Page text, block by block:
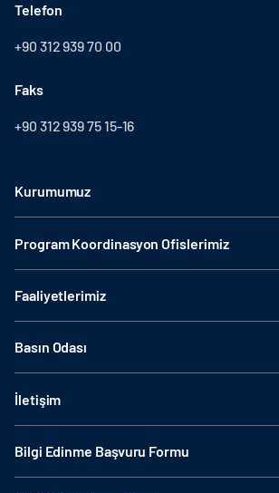
Telefon
+90 312 939 70 00
Faks
+90 312 939 75 15-16
Kurumumuz
Program Koordinasyon Ofislerimiz
Faaliyetlerimiz
Basın Odası
İletişim
Bilgi Edinme Başvuru Formu